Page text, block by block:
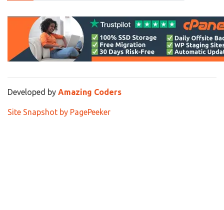
Developed by Amazing Coders
Site Snapshot by PagePeeker